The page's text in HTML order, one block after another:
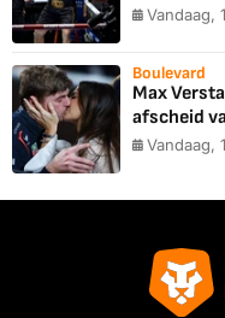
Vandaag,
Boulevard
Max
afscheid
Vandaag,